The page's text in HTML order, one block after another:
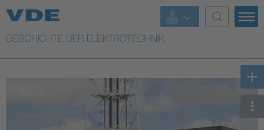
Top Themen
Weitere Themen